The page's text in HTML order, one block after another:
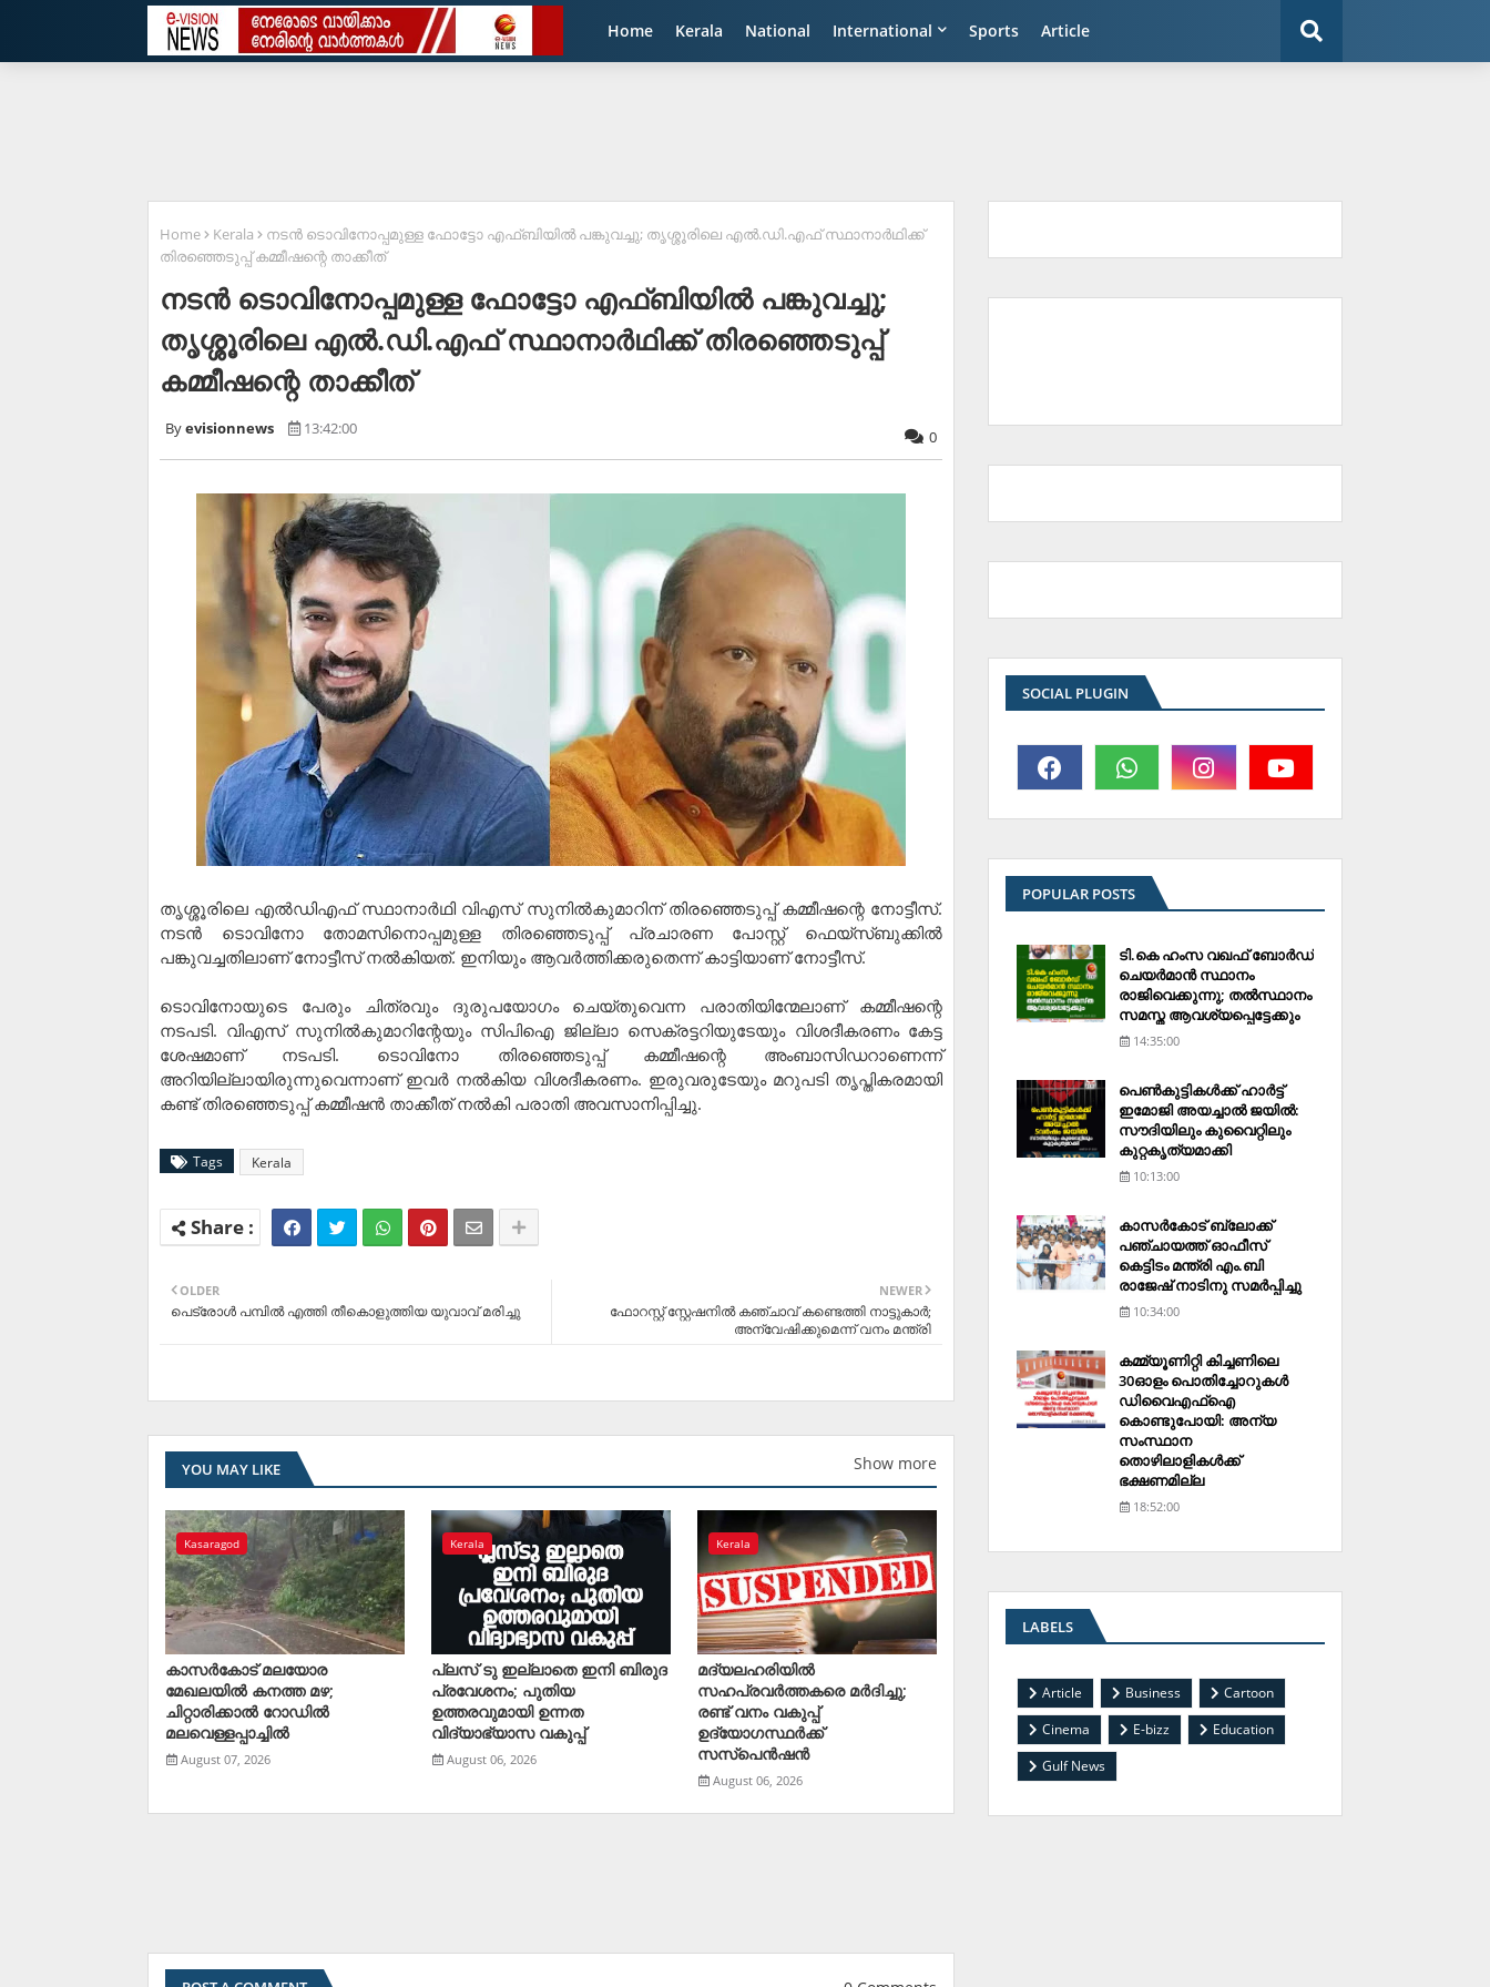
Home Kerala National International Sports Article
Home Kerala
നടന്‍ ടൊവിനോപ്പമുള്ള ഫോട്ടോ എഫ്ബിയില്‍ പങ്കുവച്ചു; തൃശ്ശൂരിലെ എല്‍.ഡി.എഫ് സ്ഥാനാര്‍ഥിക്ക്
തിരഞ്ഞെടുപ്പ് കമ്മീഷന്റെ താക്കീത്
നടന്‍ ടൊവിനോപ്പമുള്ള ഫോട്ടോ എഫ്ബിയില്‍ പങ്കുവച്ചു;
തൃശ്ശൂരിലെ എല്‍.ഡി.എഫ് സ്ഥാനാര്‍ഥിക്ക് തിരഞ്ഞെടുപ്പ്
കമ്മീഷന്റെ താക്കീത്
evisionnews 13:42:00 0
തൃശ്ശൂരിലെ എല്‍ഡിഎഫ് സ്ഥാനാര്‍ഥി വിഎസ് സുനില്‍കുമാറിന് തിരഞ്ഞെടുപ്പ് കമ്മീഷന്റെ നോട്ടീസ്.
നടന്‍ ടൊവിനോ തോമസിനൊപ്പമുള്ള തിരഞ്ഞെടുപ്പ് പ്രചാരണ പോസ്റ്റ് ഫെയ്‌സ്ബുക്കില്‍
പങ്കുവച്ചതിലാണ് നോട്ടീസ് നൽകിയത്. ഇനിയും ആവർത്തിക്കരുതെന്ന് കാട്ടിയാണ് നോട്ടീസ്.
ടൊവിനോയുടെ പേരും ചിത്രവും ദുരുപയോ​ഗം ചെയ്തുവെന്ന പരാതിയിന്മേലാണ് കമ്മീഷന്റെ
നടപടി. വിഎസ് സുനില്‍കുമാറിന്റേയും സിപിഐ ജില്ലാ സെക്രട്ടറിയുടേയും വിശദീകരണം കേട്ട
ശേഷമാണ് നടപടി. ടൊവിനോ തിരഞ്ഞെടുപ്പ് കമ്മീഷന്റെ അംബാസിഡറാണെന്ന്
അറിയില്ലായിരുന്നുവെന്നാണ് ഇവർ നൽകിയ വിശദീകരണം. ഇരുവരുടേയും മറുപടി തൃപ്തികരമായി
കണ്ട് തിരഞ്ഞെടുപ്പ് കമ്മീഷന്‍ താക്കീത് നല്‍കി പരാതി അവസാനിപ്പിച്ചു.
Tags Kerala
NEWER
ഫോറസ്റ്റ് സ്റ്റേഷനില്‍ കഞ്ചാവ് കണ്ടെത്തി നാട്ടുകാര്‍;
അന്വേഷിക്കുമെന്ന് വനം മന്ത്രി
OLDER
പെട്രോൾ പമ്പിൽ എത്തി തീകൊളുത്തിയ യുവാവ് മരിച്ചു
YOU MAY LIKE Show more
Kasaragod
കാസര്‍കോട് മലയോര
മേഖലയില്‍ കനത്ത മഴ;
ചിറ്റാരിക്കാല്‍ റോഡില്‍
മലവെള്ളപ്പാച്ചില്‍
August 07, 2026
Kerala
പ്ലസ് ടു ഇല്ലാതെ ഇനി ബിരുദ
പ്രവേശനം; പുതിയ
ഉത്തരവുമായി ഉന്നത
വിദ്യാഭ്യാസ വകുപ്പ്
August 06, 2026
Kerala
മദ്യലഹരിയിൽ
സഹപ്രവർത്തകരെ മര്‍ദിച്ചു;
രണ്ട് വനം വകുപ്പ്
ഉദ്യോഗസ്ഥര്‍ക്ക്
സസ്‌പെന്‍ഷന്‍
August 06, 2026
SOCIAL PLUGIN
POPULAR POSTS
ടി.കെ ഹംസ വഖഫ് ബോര്‍ഡ്
ചെയര്‍മാന്‍ സ്ഥാനം
രാജിവെക്കുന്നു; തല്‍സ്ഥാനം
സമസ്ത ആവശ്യപ്പെട്ടേക്കും
14:35:00
പെണ്‍കുട്ടികള്‍ക്ക് ഹാര്‍ട്ട്
ഇമോജി അയച്ചാല്‍ ജയില്‍:
സൗദിയിലും കുവൈറ്റിലും
കുറ്റകൃത്യമാക്കി
10:13:00
കാസര്‍കോട് ബ്ലോക്ക്
പഞ്ചായത്ത് ഓഫീസ്
കെട്ടിടം മന്ത്രി എം.ബി
രാജേഷ് നാടിനു സമര്‍പ്പിച്ചു
10:34:00
കമ്മ്യൂണിറ്റി കിച്ചണിലെ
30ഓളം പൊതിച്ചോറുകള്‍
ഡിവൈഎഫ്‌ഐ
കൊണ്ടുപോയി: അന്യ
സംസ്ഥാന
തൊഴിലാളികള്‍ക്ക്
ഭക്ഷണമില്ല
18:52:00
LABELS
Article Business
Cartoon
Cinema
E-bizz
Education
Gulf News